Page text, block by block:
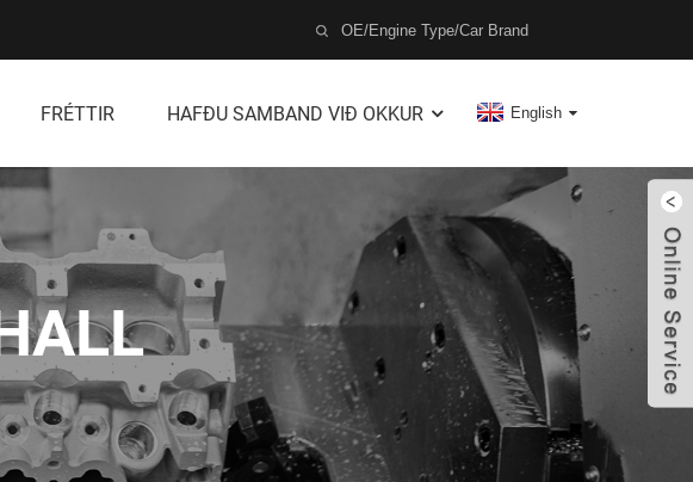
FRÉTTIR HAFÐU SAMBAND VIÐ OKKUR English